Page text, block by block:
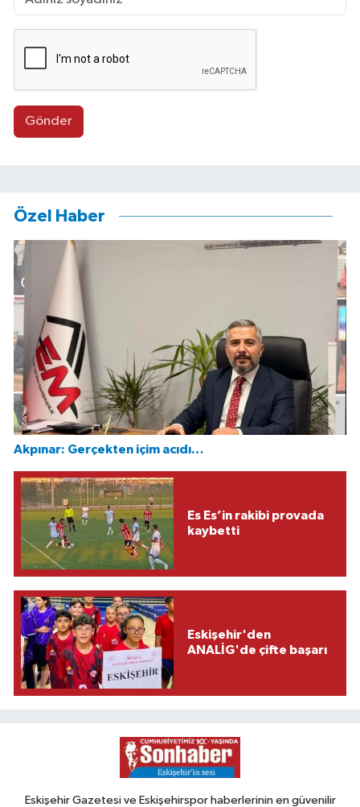
Gönder
Özel Haber
Akpınar: Gerçekten içim acıdı…
Es Es’in rakibi provada
kaybetti
Eskişehir'den
ANALİG'de çifte başarı
Eskişehir Gazetesi ve Eskişehirspor haberlerinin en güvenilir